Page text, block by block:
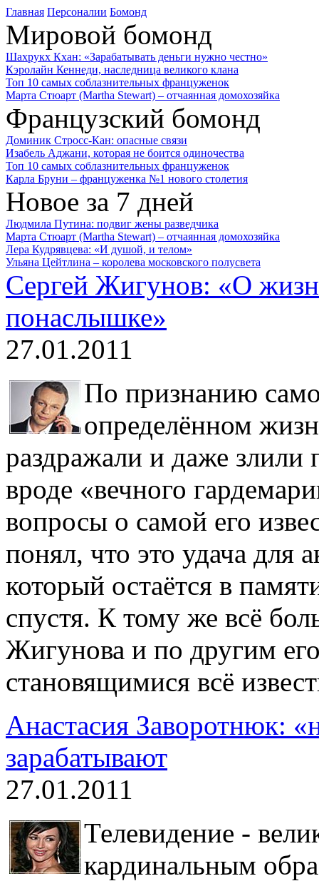
Главная Персоналии Бомонд
Мировой бомонд
Шахрукх Кхан: «Зарабатывать деньги нужно честно»
Кэролайн Кеннеди, наследница великого клана
Топ 10 самых соблазнительных француженок
Марта Стюарт (Martha Stewart) – отчаянная домохозяйка
Французский бомонд
Доминик Стросс-Кан: опасные связи
Изабель Аджани, которая не боится одиночества
Топ 10 самых соблазнительных француженок
Карла Бруни – француженка №1 нового столетия
Новое за 7 дней
Людмила Путина: подвиг жены разведчика
Марта Стюарт (Martha Stewart) – отчаянная домохозяйка
Лера Кудрявцева: «И душой, и телом»
Ульяна Цейтлина – королева московского полусвета
Сергей Жигунов: «О
понаслышке»
27.01.2011
По признанию
определённом
раздражали и даже злили
вроде «вечного
вопросы о самой его
понял, что это удача для
который остаётся в
спустя. К тому же всё
Жигунова и по другим
становящимися всё
Анастасия Заворотнюк:
зарабатывают
27.01.2011
Телевидение -
кардинальным